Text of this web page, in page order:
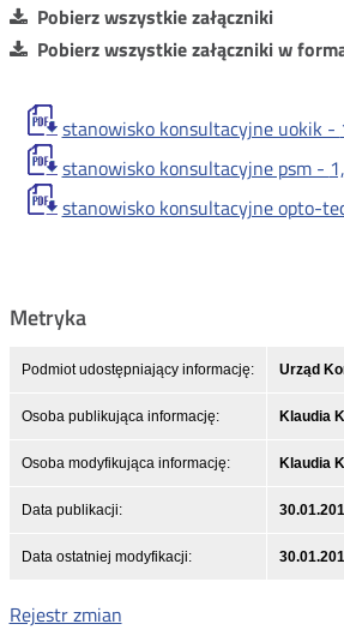
Pobierz wszystkie załączniki
Pobierz wszystkie załączniki w
stanowisko konsultacyjne uokik -
stanowisko konsultacyjne psm -
stanowisko konsultacyjne opto-
Metryka
Podmiot udostępniający informację: Urząd
Osoba publikująca informację: Klaudia
Osoba modyfikująca informację: Klaudia
Data publikacji:
Data ostatniej modyfikacji:
Rejestr zmian